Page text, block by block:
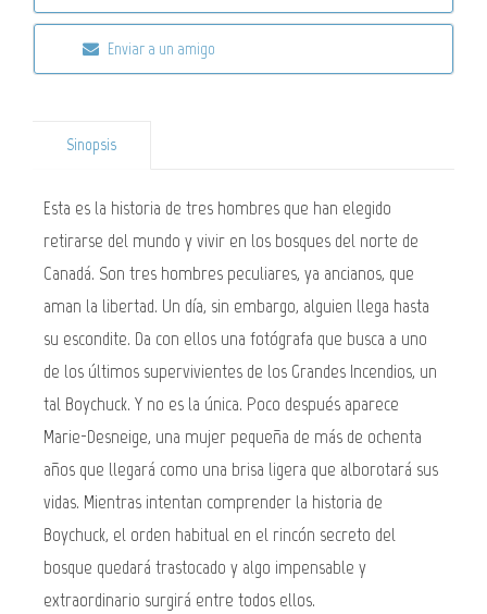
Enviar a un amigo
Sinopsis
Esta es la historia de tres hombres que han elegido
retirarse del mundo y vivir en los bosques del norte de
Canadá. Son tres hombres peculiares, ya ancianos, que
aman la libertad. Un día, sin embargo, alguien llega hasta
su escondite. Da con ellos una fotógrafa que busca a uno
de los últimos supervivientes de los Grandes Incendios, un
tal Boychuck. Y no es la única. Poco después aparece
Marie-Desneige, una mujer pequeña de más de ochenta
años que llegará como una brisa ligera que alborotará sus
vidas. Mientras intentan comprender la historia de
Boychuck, el orden habitual en el rincón secreto del
bosque quedará trastocado y algo impensable y
extraordinario surgirá entre todos ellos.